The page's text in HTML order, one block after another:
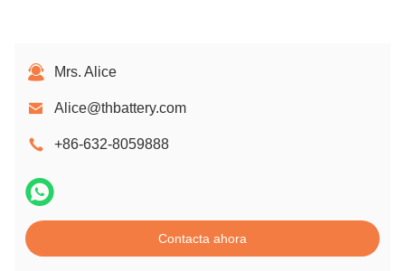
Mrs. Alice
Alice@thbattery.com
+86-632-8059888
Contacta ahora